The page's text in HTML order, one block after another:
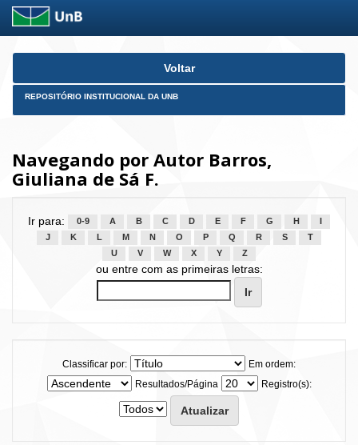
Skip
Voltar
REPOSITÓRIO INSTITUCIONAL DA UNB
Navegando por Autor Barros,
Giuliana de Sá F.
Ir para: 0-9 A B C D E F G H
J
K L M N O P Q R S
T
U
V W X Y Z
ou entre com as primeiras letras:
Classificar por:
Em ordem:
Resultados/Página
Registro(s):